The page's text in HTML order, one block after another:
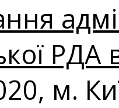
РДА
м.